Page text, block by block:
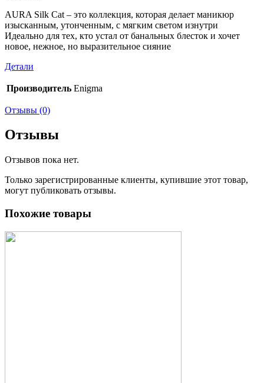
AURA Silk Cat – это коллекция, которая делает маникюр
изысканным, утонченным, с мягким светом изнутри
Идеально для тех, кто устал от банальных блесток и хочет
новое, нежное, но выразительное сияние
Детали
Производитель Enigma
Отзывы (0)
Отзывы
Отзывов пока нет.
Только зарегистрированные клиенты, купившие этот товар,
могут публиковать отзывы.
Похожие товары